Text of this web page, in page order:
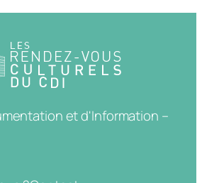
et d'Information –